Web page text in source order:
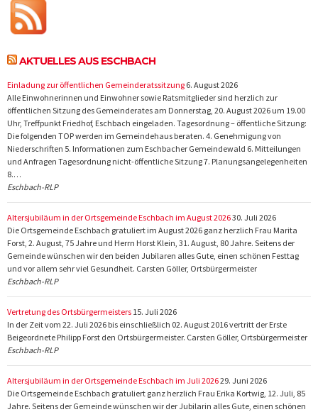
AKTUELLES AUS ESCHBACH
Einladung zur öffentlichen Gemeinderatssitzung 6. August 2026
Alle Einwohnerinnen und Einwohner sowie Ratsmitglieder sind herzlich zur
öffentlichen Sitzung des Gemeinderates am Donnerstag, 20. August 2026 um 19.00
Uhr, Treffpunkt Friedhof, Eschbach eingeladen. Tagesordnung – öffentliche Sitzung:
Die folgenden TOP werden im Gemeindehaus beraten. 4. Genehmigung von
Niederschriften 5. Informationen zum Eschbacher Gemeindewald 6. Mitteilungen
und Anfragen Tagesordnung nicht-öffentliche Sitzung 7. Planungsangelegenheiten
8.…
Eschbach-RLP
Altersjubiläum in der Ortsgemeinde Eschbach im August 202630. Juli 2026
Die Ortsgemeinde Eschbach gratuliert im August 2026 ganz herzlich Frau Marita
Forst, 2. August, 75 Jahre und Herrn Horst Klein, 31. August, 80 Jahre. Seitens der
Gemeinde wünschen wir den beiden Jubilaren alles Gute, einen schönen Festtag
und vor allem sehr viel Gesundheit. Carsten Göller, Ortsbürgermeister
Eschbach-RLP
Vertretung des Ortsbürgermeisters 15. Juli 2026
In der Zeit vom 22. Juli 2026 bis einschließlich 02. August 2016 vertritt der Erste
Beigeordnete Philipp Forst den Ortsbürgermeister. Carsten Göller, Ortsbürgermeister
Eschbach-RLP
Altersjubiläum in der Ortsgemeinde Eschbach im Juli 202629. Juni 2026
Die Ortsgemeinde Eschbach gratuliert ganz herzlich Frau Erika Kortwig, 12. Juli, 85
Jahre. Seitens der Gemeinde wünschen wir der Jubilarin alles Gute, einen schönen